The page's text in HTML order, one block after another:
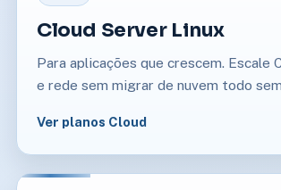
Cloud Server Linux
Para aplicações que crescem. Escale
e rede sem migrar de nuvem todo
Ver planos Cloud